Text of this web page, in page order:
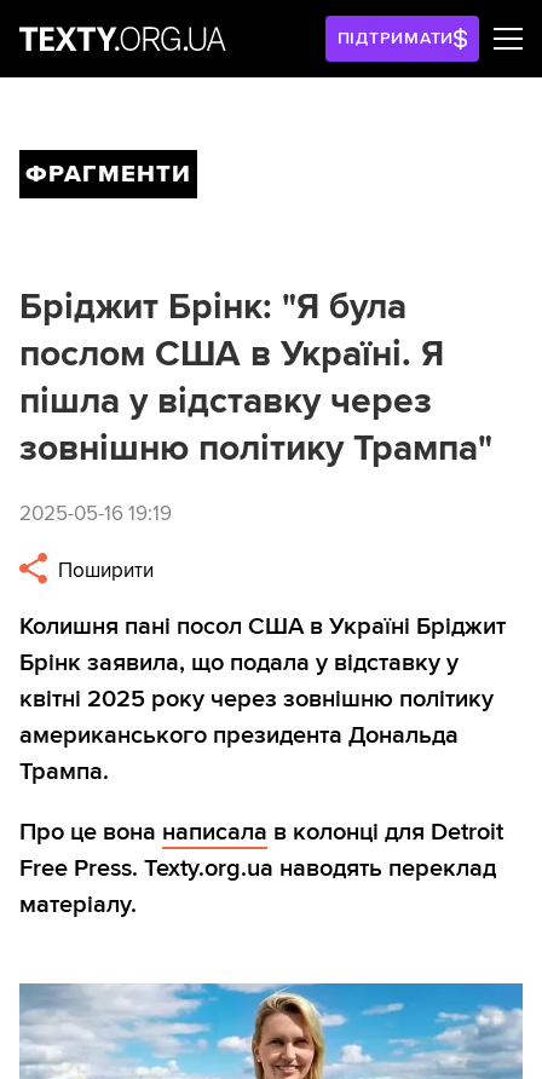
ПІДТРИМАТИ
ФРАГМЕНТИ
Бріджит Брінк: "Я була
послом США в Україні. Я
пішла у відставку через
зовнішню політику Трампа"
2025-05-16 19:19
Поширити
Колишня пані посол США в Україні Бріджит
Брінк заявила, що подала у відставку у
квітні 2025 року через зовнішню політику
американського президента Дональда
Трампа.
Про це вона написала в колонці для Detroit
Free Press. Texty.org.ua наводять переклад
матеріалу.